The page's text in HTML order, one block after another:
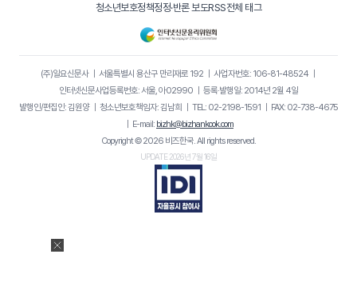
청소년보호정책정정·반론 보도RSS전체 태그
(주)일요신문사｜ 서울특별시 용산구 만리재로 192｜ 사업자번호: 106-81-48524｜
인터넷신문사업등록번호: 서울, 아02990 ｜ 등록·발행일: 2014년 2월 4일
발행인/편집인: 김원양｜ 청소년보호책임자: 김남희 ｜ TEL: 02-2198-1591 ｜ FAX: 02-738-4675
｜ E-mail: bizhk@bizhankook.com
Copyright © 2026 비즈한국. All rights reserved.
UPDATE 2026년 7월 16일